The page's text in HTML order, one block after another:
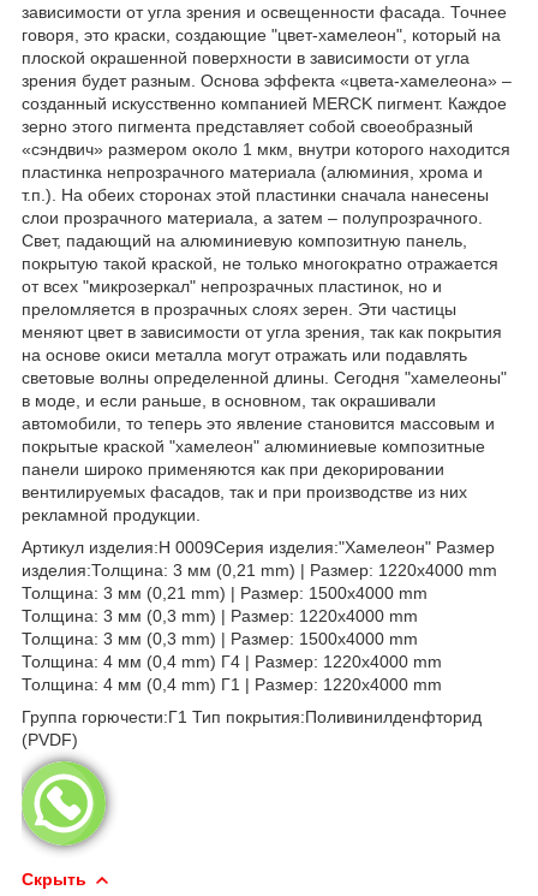
зависимости от угла зрения и освещенности фасада. Точнее
говоря, это краски, создающие "цвет-хамелеон", который на
плоской окрашенной поверхности в зависимости от угла
зрения будет разным. Основа эффекта «цвета-хамелеона» –
созданный искусственно компанией MERCK пигмент. Каждое
зерно этого пигмента представляет собой своеобразный
«сэндвич» размером около 1 мкм, внутри которого находится
пластинка непрозрачного материала (алюминия, хрома и
т.п.). На обеих сторонах этой пластинки сначала нанесены
слои прозрачного материала, а затем – полупрозрачного.
Свет, падающий на алюминиевую композитную панель,
покрытую такой краской, не только многократно отражается
от всех "микрозеркал" непрозрачных пластинок, но и
преломляется в прозрачных слоях зерен. Эти частицы
меняют цвет в зависимости от угла зрения, так как покрытия
на основе окиси металла могут отражать или подавлять
световые волны определенной длины. Сегодня "хамелеоны"
в моде, и если раньше, в основном, так окрашивали
автомобили, то теперь это явление становится массовым и
покрытые краской "хамелеон" алюминиевые композитные
панели широко применяются как при декорировании
вентилируемых фасадов, так и при производстве из них
рекламной продукции.
Артикул изделия:H 0009Серия изделия:"Хамелеон" Размер
изделия:Толщина: 3 мм (0,21 mm) | Размер: 1220х4000 mm
Толщина: 3 мм (0,21 mm) | Размер: 1500х4000 mm
Толщина: 3 мм (0,3 mm) | Размер: 1220х4000 mm
Толщина: 3 мм (0,3 mm) | Размер: 1500х4000 mm
Толщина: 4 мм (0,4 mm) Г4 | Размер: 1220х4000 mm
Толщина: 4 мм (0,4 mm) Г1 | Размер: 1220х4000 mm
Группа горючести:Г1 Тип покрытия:Поливинилденфторид
(PVDF)
Скрыть